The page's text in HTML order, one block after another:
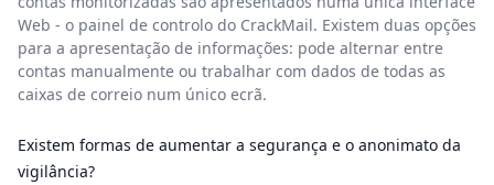
Web - o painel de controlo do CrackMail. Existem duas opções
para a apresentação de informações: pode alternar entre
contas manualmente ou trabalhar com dados de todas as
caixas de correio num único ecrã.
Existem formas de aumentar a segurança e o anonimato da
vigilância?